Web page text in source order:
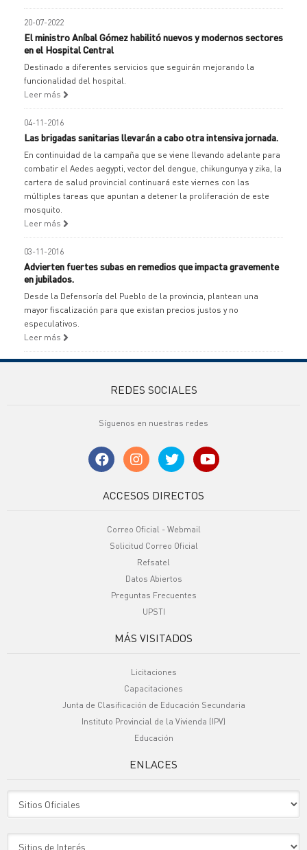
20-07-2022
El ministro Aníbal Gómez habilitó nuevos y modernos sectores
en el Hospital Central
Destinado a diferentes servicios que seguirán mejorando la
funcionalidad del hospital.
Leer más
04-11-2016
Las brigadas sanitarias llevarán a cabo otra intensiva jornada.
En continuidad de la campaña que se viene llevando adelante para
combatir el Aedes aegypti, vector del dengue, chikungunya y zika, la
cartera de salud provincial continuará este viernes con las
múltiples tareas que apuntan a detener la proliferación de este
mosquito.
Leer más
03-11-2016
Advierten fuertes subas en remedios que impacta gravemente
en jubilados.
Desde la Defensoría del Pueblo de la provincia, plantean una
mayor fiscalización para que existan precios justos y no
especulativos.
Leer más
REDES SOCIALES
Síguenos en nuestras redes
ACCESOS DIRECTOS
Correo Oficial - Webmail
Solicitud Correo Oficial
Refsatel
Datos Abiertos
Preguntas Frecuentes
UPSTI
MÁS VISITADOS
Licitaciones
Capacitaciones
Junta de Clasificación de Educación Secundaria
Instituto Provincial de la Vivienda (IPV)
Educación
ENLACES